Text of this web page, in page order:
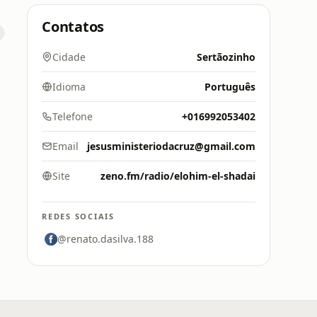
Contatos
Cidade Sertãozinho
Idioma Português
Telefone +016992053402
Email jesusministeriodacruz@gmail.com
Site zeno.fm/radio/elohim-el-shadai
REDES SOCIAIS
@renato.dasilva.188